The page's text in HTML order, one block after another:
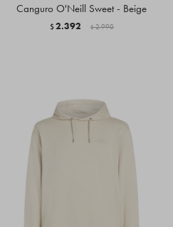
Canguro O'Neill Sweet - Beige
$2.392 $ 2.990